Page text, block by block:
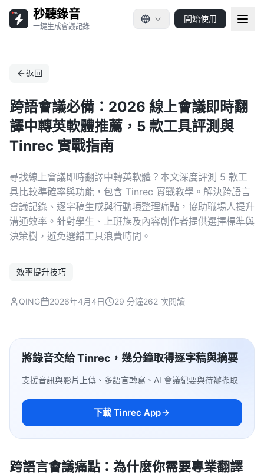
秒聽錄音
一鍵生成會議記錄
開始使用
返回
跨語會議必備：2026 線上會議即時翻
譯中轉英軟體推薦，5 款工具評測與
Tinrec 實戰指南
尋找線上會議即時翻譯中轉英軟體？本文深度評測 5 款工
具比較準確率與功能，包含 Tinrec 實戰教學。解決跨語言
會議記錄、逐字稿生成與行動項整理痛點，協助職場人提升
溝通效率。針對學生、上班族及內容創作者提供選擇標準與
決策樹，避免選錯工具浪費時間。
效率提升技巧
QING 2026年4月4日 29 分鐘262 次閱讀
將錄音交給 Tinrec，幾分鐘取得逐字稿與摘要
支援音訊與影片上傳、多語言轉寫、AI 會議紀要與待辦擷取
下載 Tinrec App
跨語言會議痛點：為什麼你需要專業翻譯